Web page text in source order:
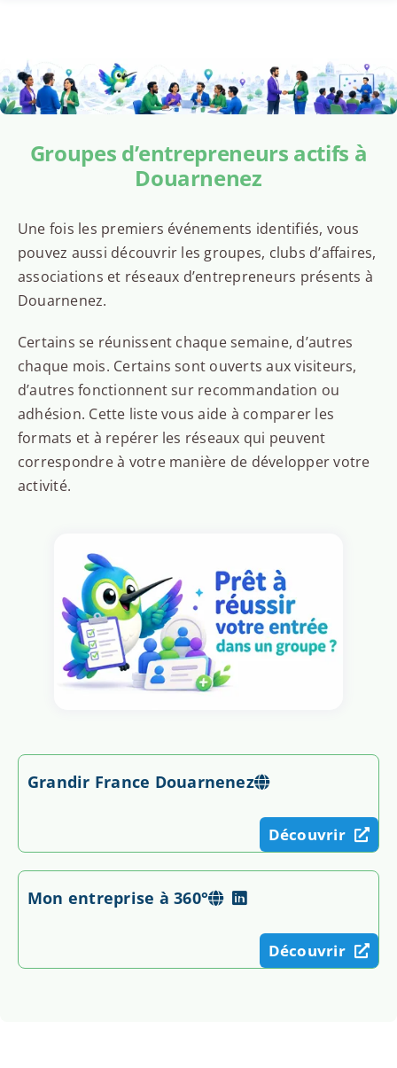
Groupes d’entrepreneurs actifs à
Douarnenez
Une fois les premiers événements identifiés, vous
pouvez aussi découvrir les groupes, clubs d’affaires,
associations et réseaux d’entrepreneurs présents à
Douarnenez.
Certains se réunissent chaque semaine, d’autres
chaque mois. Certains sont ouverts aux visiteurs,
d’autres fonctionnent sur recommandation ou
adhésion. Cette liste vous aide à comparer les
formats et à repérer les réseaux qui peuvent
correspondre à votre manière de développer votre
activité.
Grandir France Douarnenez
Découvrir
Mon entreprise à 360°
Découvrir